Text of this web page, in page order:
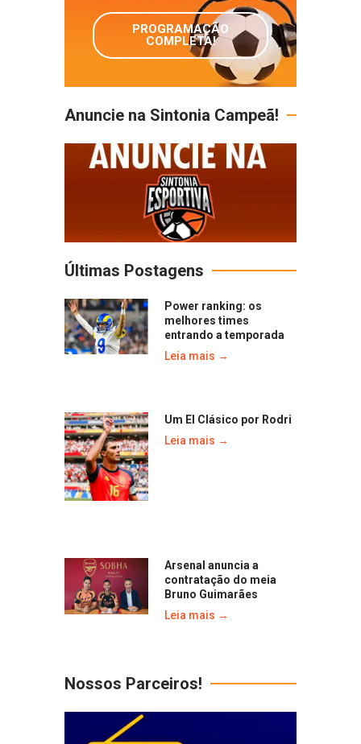
PROGRAMAÇÃO
COMPLETA!
Anuncie na Sintonia Campeã!
Últimas Postagens
Power ranking: os
melhores times
entrando a temporada
Leia mais →
Um El Clásico por Rodri
Leia mais →
Arsenal anuncia a
contratação do meia
Bruno Guimarães
Leia mais →
Nossos Parceiros!